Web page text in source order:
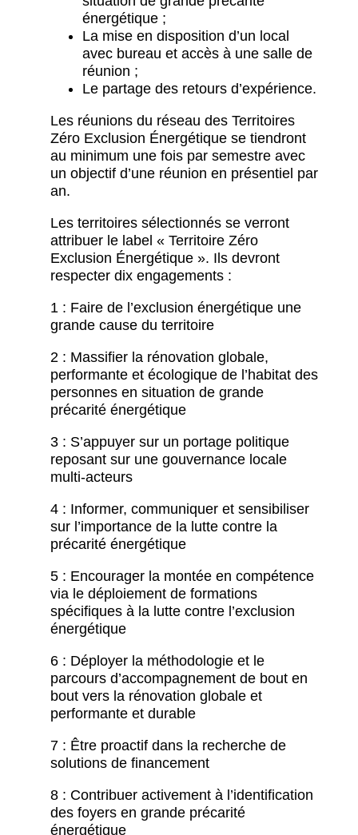
énergétique ;
La mise en disposition d’un local
avec bureau et accès à une salle de
réunion ;
Le partage des retours d’expérience.
Les réunions du réseau des Territoires
Zéro Exclusion Énergétique se tiendront
au minimum une fois par semestre avec
un objectif d’une réunion en présentiel par
an.
Les territoires sélectionnés se verront
attribuer le label « Territoire Zéro
Exclusion Énergétique ». Ils devront
respecter dix engagements :
1 : Faire de l’exclusion énergétique une
grande cause du territoire
2 : Massifier la rénovation globale,
performante et écologique de l’habitat des
personnes en situation de grande
précarité énergétique
3 : S’appuyer sur un portage politique
reposant sur une gouvernance locale
multi-acteurs
4 : Informer, communiquer et sensibiliser
sur l’importance de la lutte contre la
précarité énergétique
5 : Encourager la montée en compétence
via le déploiement de formations
spécifiques à la lutte contre l’exclusion
énergétique
6 : Déployer la méthodologie et le
parcours d’accompagnement de bout en
bout vers la rénovation globale et
performante et durable
7 : Être proactif dans la recherche de
solutions de financement
8 : Contribuer activement à l’identification
des foyers en grande précarité
énergétique